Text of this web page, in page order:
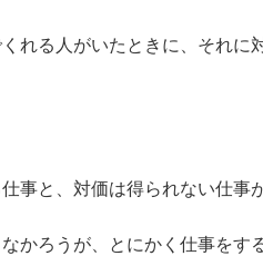
れる人がいたときに、それに
事と、対価は得られない仕事
かろうが、とにかく仕事をす